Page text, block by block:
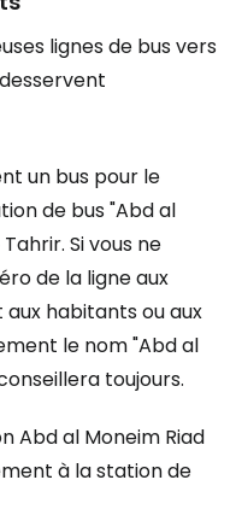
lignes de bus vers
un bus pour le
de bus "Abd al
Si vous ne
de la ligne aux
habitants ou aux
le nom "Abd al
toujours.
Abd al Moneim Riad
à la station de